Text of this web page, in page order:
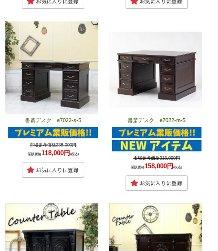
書斎デスク e7022-s-5
市場参考価格238,000円
業販価格118,000円 (税込)
書斎デスク e7022-m-5
市場参考価格318,000円
業販価格158,000円(税込)